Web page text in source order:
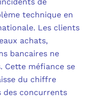
de
technique en
Les clients
achats,
bancaires ne
Cette méfiance se
du chiffre
des concurrents